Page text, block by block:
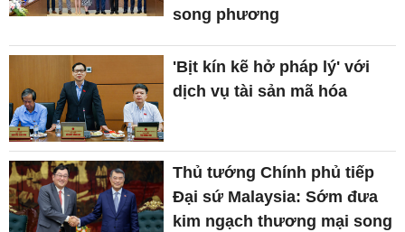
song phương
'Bịt kín kẽ hở pháp lý' với
dịch vụ tài sản mã hóa
Thủ tướng Chính phủ tiếp
Đại sứ Malaysia: Sớm đưa
kim ngạch thương mại song